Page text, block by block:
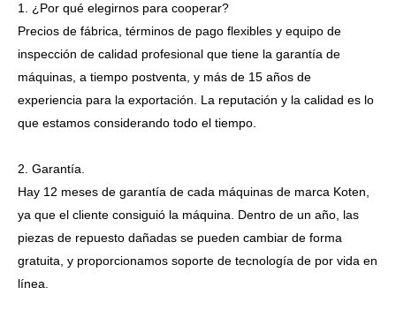
1. ¿Por qué elegirnos para cooperar?
Precios de fábrica, términos de pago flexibles y equipo de
inspección de calidad profesional que tiene la garantía de
máquinas, a tiempo postventa, y más de 15 años de
experiencia para la exportación. La reputación y la calidad es lo
que estamos considerando todo el tiempo.
2. Garantía.
Hay 12 meses de garantía de cada máquinas de marca Koten,
ya que el cliente consiguió la máquina. Dentro de un año, las
piezas de repuesto dañadas se pueden cambiar de forma
gratuita, y proporcionamos soporte de tecnología de por vida en
línea.